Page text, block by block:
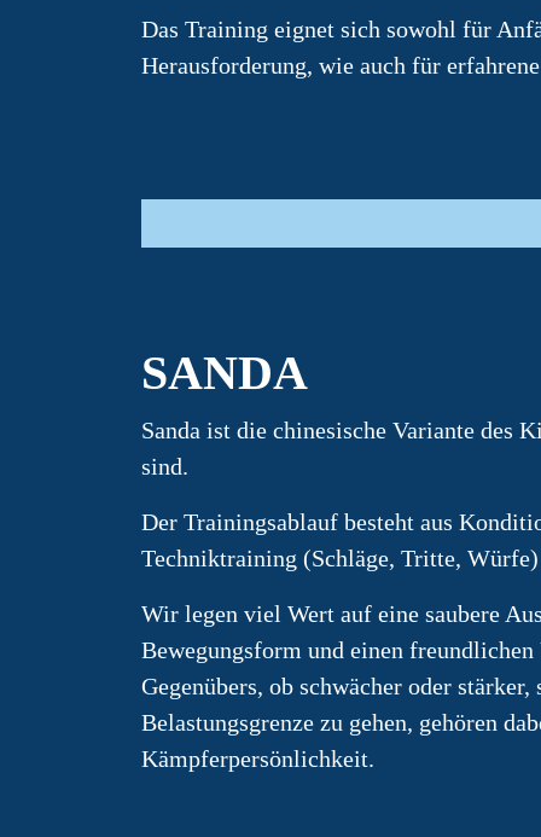
Das Training eignet sich sowohl für
Herausforderung, wie auch für
SANDA
Sanda ist die chinesische Variante des
sind.
Der Trainingsablauf besteht aus
Techniktraining (Schläge, Tritte,
Wir legen viel Wert auf eine saubere
Bewegungsform und einen
Gegenübers, ob schwächer oder
Belastungsgrenze zu gehen, gehören
Kämpferpersönlichkeit.